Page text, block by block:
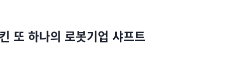
또 하나의 로봇기업 샤프트